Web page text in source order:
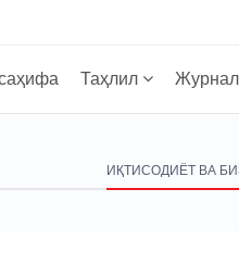
Таҳлил Журнал
ИҚТИСОДИЁТ ВА